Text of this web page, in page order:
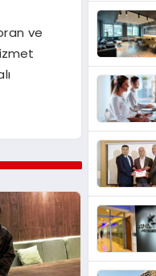
ve